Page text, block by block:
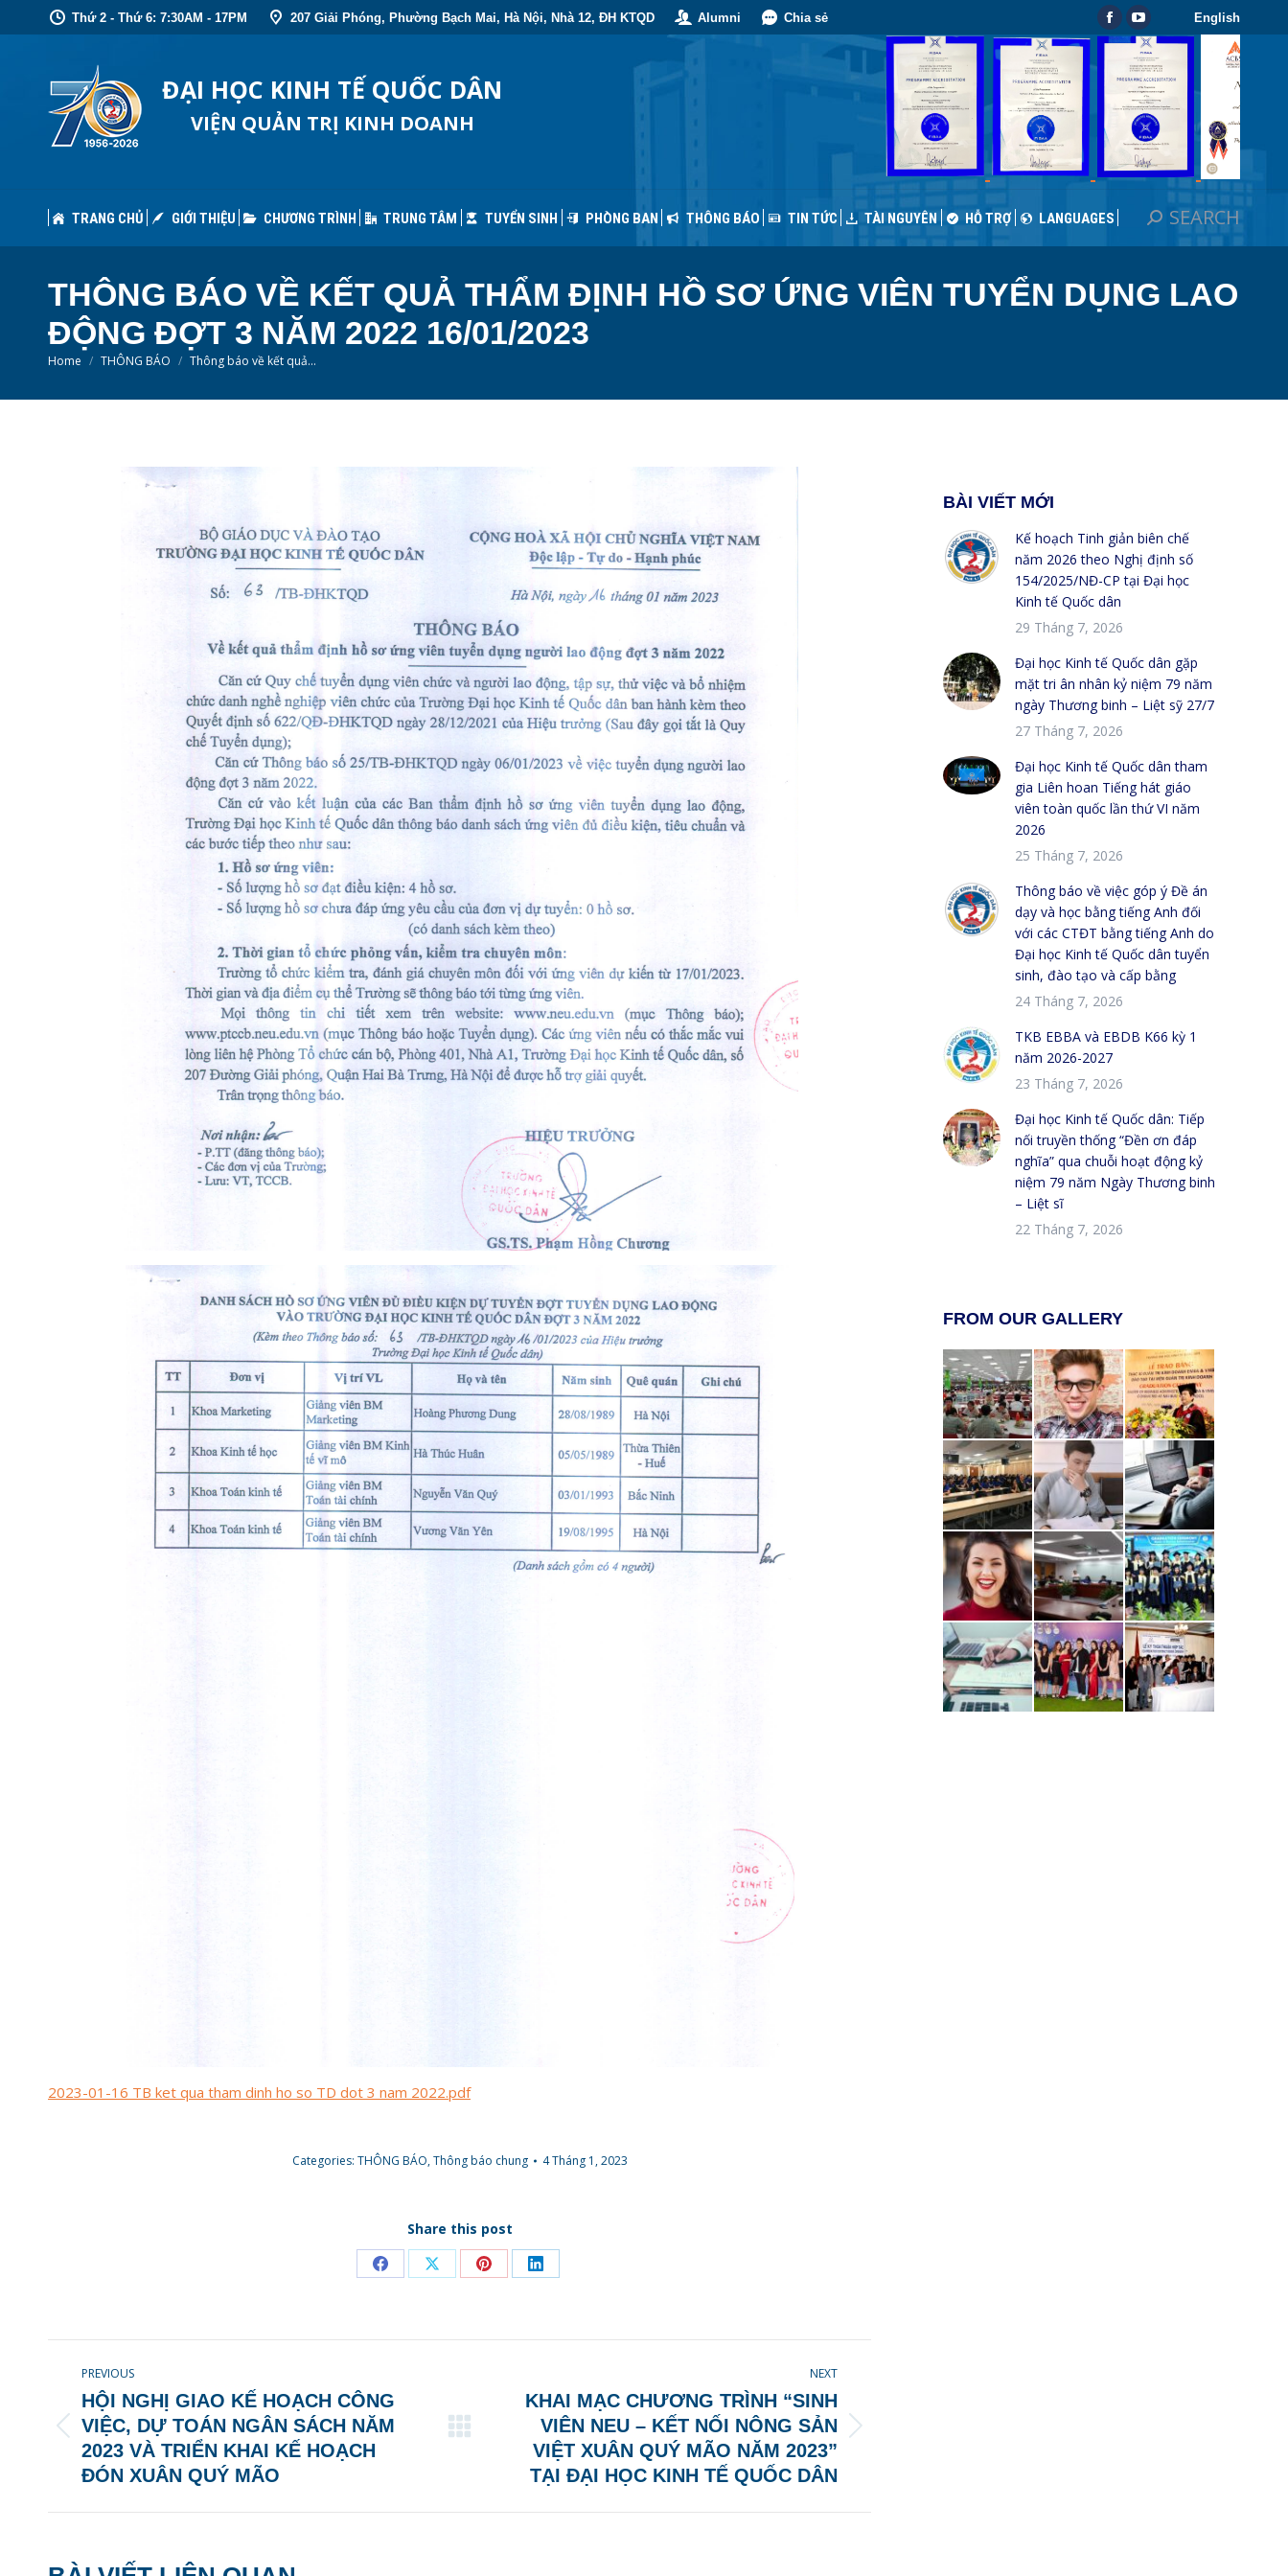
Thứ 2 - Thứ 6: 7:30AM - 17PM 207 Giải Phóng, Phường Bạch Mai, Hà Nội, Nhà 12, ĐH KTQD Alumni Chia sẻ
Facebook
page
opens
new
window
YouTube
page
opens
in
new
window
English
ĐẠI HỌC KINH TẾ QUỐC DÂN
VIỆN QUẢN TRỊ KINH DOANH
TRANG CHỦ GIỚI THIỆU CHƯƠNG TRÌNH TRUNG TÂM TUYỂN SINH PHÒNG BAN THÔNG BÁO TIN TỨC TÀI NGUYÊN HỖ TRỢ LANGUAGES Search:SEARCH
THÔNG BÁO VỀ KẾT QUẢ THẨM ĐỊNH HỒ SƠ ỨNG VIÊN TUYỂN DỤNG LAO
ĐỘNG ĐỢT 3 NĂM 2022 16/01/2023
You are here:
Home THÔNG BÁO Thông báo về kết quả…
2023-01-16 TB ket qua tham dinh ho so TD dot 3 nam 2022.pdf
Categories: THÔNG BÁO,Thông báo chung 4 Tháng 1, 2023
Share this post
Share Share Share Share
NAVIGATION
PREVIOUS
Previous
post:
HỘI NGHỊ GIAO KẾ HOẠCH CÔNG
VIỆC, DỰ TOÁN NGÂN SÁCH NĂM
2023 VÀ TRIỂN KHAI KẾ HOẠCH
ĐÓN XUÂN QUÝ MÃO
NEXT
KHAI MẠC CHƯƠNG TRÌNH “SINH
VIÊN NEU – KẾT NỐI NÔNG SẢN
VIỆT XUÂN QUÝ MÃO NĂM 2023”
TẠI ĐẠI HỌC KINH TẾ QUỐC DÂN
BÀI VIẾT MỚI
Kế hoạch Tinh giản biên chế
năm 2026 theo Nghị định số
154/2025/NĐ-CP tại Đại học
Kinh tế Quốc dân
29 Tháng 7, 2026
Đại học Kinh tế Quốc dân gặp
mặt tri ân nhân kỷ niệm 79 năm
ngày Thương binh – Liệt sỹ 27/7
27 Tháng 7, 2026
Đại học Kinh tế Quốc dân tham
gia Liên hoan Tiếng hát giáo
viên toàn quốc lần thứ VI năm
2026
25 Tháng 7, 2026
Thông báo về việc góp ý Đề án
dạy và học bằng tiếng Anh đối
với các CTĐT bằng tiếng Anh do
Đại học Kinh tế Quốc dân tuyển
sinh, đào tạo và cấp bằng
24 Tháng 7, 2026
TKB EBBA và EBDB K66 kỳ 1
năm 2026-2027
23 Tháng 7, 2026
Đại học Kinh tế Quốc dân: Tiếp
nối truyền thống “Đền ơn đáp
nghĩa” qua chuỗi hoạt động kỷ
niệm 79 năm Ngày Thương binh
– Liệt sĩ
22 Tháng 7, 2026
FROM OUR GALLERY
CHƯƠNG TRÌNH TRUNG TÂM TUYỂN SINH PHÒNG BAN THÔNG BÁO LANGUAGES Search:
SEARCH